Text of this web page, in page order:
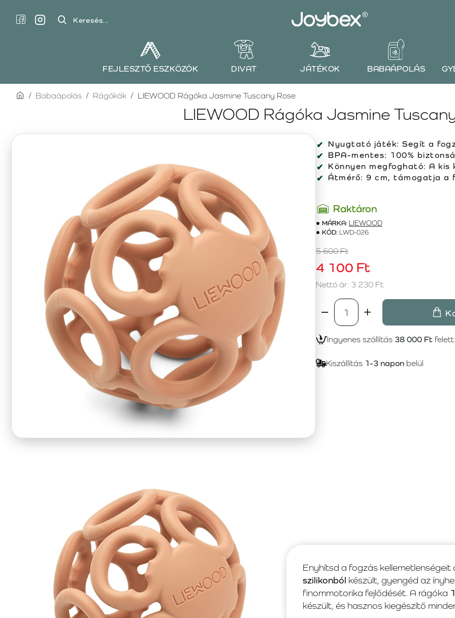
Keresés...
FEJLESZTŐ ESZKÖZÖK DIVAT JÁTÉKOK BABAÁPOLÁS
LIEWOOD Rágóka Jasmine
homeBabaápolás Rágókák LIEWOOD Rágóka Jasmine Tuscany Rose
Nyugtató játék: Segít a
BPA-mentes: 100%
Könnyen megfogható: A kis
Átmérő: 9 cm, támogatja a
Raktáron
MÁRKA: LIEWOOD
KÓD: LWD-026
4 100 Ft
5 600 Ft
Nettó ár: 3 230 Ft
Ingyenes szállítás 38 000 Ft felett
Kiszállítás 1-3 napon belül
Enyhítsd a fogzás
szilikonból készült, gyengéd az
finommotorika fejlődését. A rágóka
készült, és hasznos kiegészítő